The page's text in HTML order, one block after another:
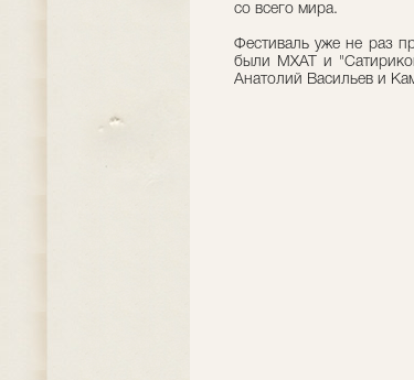
со всего мира.
Фестиваль уже не раз
были МХАТ и
Анатолий Васильев и